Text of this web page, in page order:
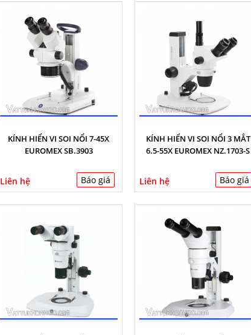
KÍNH HIỂN VI SOI NỔI 7-45X
EUROMEX SB.3903
Liên hệ Báo giá
KÍNH HIỂN VI SOI NỔI 3 MẮT
6.5-55X EUROMEX NZ.1703-S
Liên hệ Báo giá